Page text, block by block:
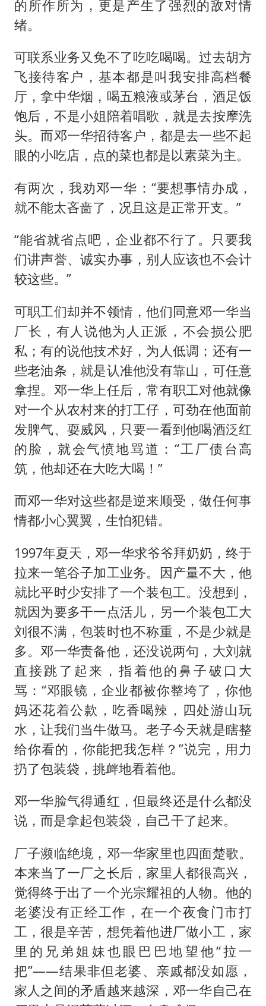
的所作所为，更是产生了强烈的敌对情
绪。
可联系业务又免不了吃吃喝喝。过去胡方
飞接待客户，基本都是叫我安排高档餐
厅，拿中华烟，喝五粮液或茅台，酒足饭
饱后，不是小姐陪着唱歌，就是去按摩洗
头。而邓一华招待客户，都是去一些不起
眼的小吃店，点的菜也都是以素菜为主。
有两次，我劝邓一华：“要想事情办成，
就不能太吝啬了，况且这是正常开支。”
“能省就省点吧，企业都不行了。只要我
们讲声誉、诚实办事，别人应该也不会计
较这些。”
可职工们却并不领情，他们同意邓一华当
厂长，有人说他为人正派，不会损公肥
私；有的说他技术好，为人低调；还有一
些老油条，就是认准他没有靠山，可任意
拿捏。邓一华上任后，常有职工对他就像
对一个从农村来的打工仔，可劲在他面前
发脾气、耍威风，只要一看到他喝酒泛红
的脸，就会气愤地骂道：“工厂债台高
筑，他却还在大吃大喝！”
而邓一华对这些都是逆来顺受，做任何事
情都小心翼翼，生怕犯错。
1997年夏天，邓一华求爷爷拜奶奶，终于
拉来一笔谷子加工业务。因产量不大，他
就比平时少安排了一个装包工。没想到，
就因为要多干一点活儿，另一个装包工大
刘很不满，包装时也不称重，不是少就是
多。邓一华责备他，还没说两句，大刘就
直接跳了起来，指着他的鼻子破口大
骂：“邓眼镜，企业都被你整垮了，你他
妈还花着公款，吃香喝辣，四处游山玩
水，让我们当牛做马。老子今天就是瞎整
给你看的，你能把我怎样？”说完，用力
扔了包装袋，挑衅地看着他。
邓一华脸气得通红，但最终还是什么都没
说，而是拿起包装袋，自己干了起来。
厂子濒临绝境，邓一华家里也四面楚歌。
本来当了一厂之长后，家里人都很高兴，
觉得终于出了一个光宗耀祖的人物。他的
老婆没有正经工作，在一个夜食门市打
工，很是辛苦，想凭着他进厂做小工，家
里的兄弟姐妹也眼巴巴地望他“拉一
把”——结果非但老婆、亲戚都没如愿，
家人之间的矛盾越来越深，邓一华自己在